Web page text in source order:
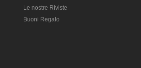
Le nostre Riviste
Buoni Regalo